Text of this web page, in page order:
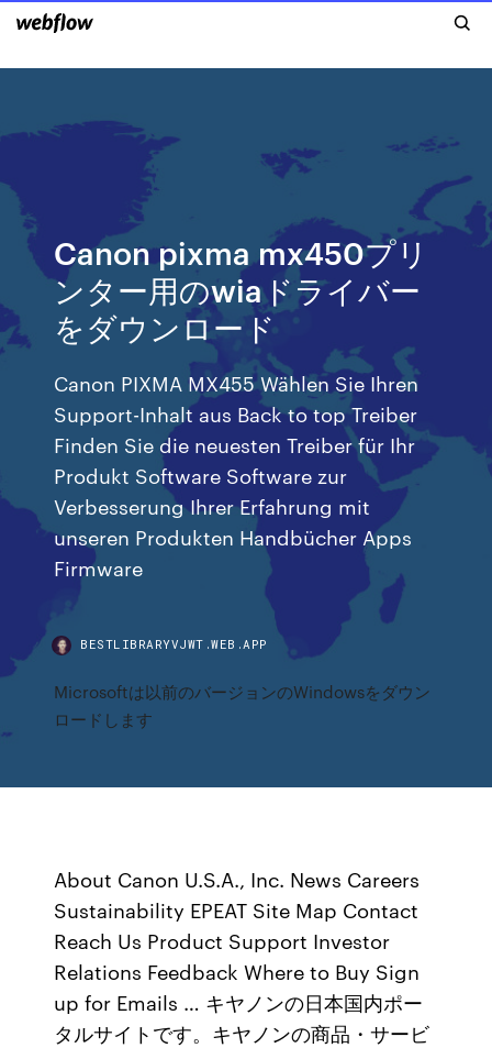
Canon pixma mx450プリ
ンター用のwiaドライバー
をダウンロード
Canon PIXMA MX455 Wählen Sie Ihren
Support-Inhalt aus Back to top Treiber
Finden Sie die neuesten Treiber für Ihr
Produkt Software Software zur
Verbesserung Ihrer Erfahrung mit
unseren Produkten Handbücher Apps
Firmware
BESTLIBRARYVJWT.WEB.APP
Microsoftは以前のバージョンのWindowsをダウン
ロードします
About Canon U.S.A., Inc. News Careers
Sustainability EPEAT Site Map Contact
Reach Us Product Support Investor
Relations Feedback Where to Buy Sign
up for Emails … キヤノンの日本国内ポー
タルサイトです。キヤノンの商品・サービ